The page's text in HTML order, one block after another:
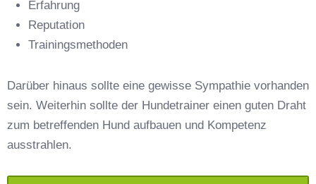
E-Mail-Adresse
Telefonnummer*
Erfahrung
Reputation
Trainingsmethoden
Darüber hinaus sollte eine gewisse Sympathie vorhanden
sein. Weiterhin sollte der Hundetrainer einen guten Draht
zum betreffenden Hund aufbauen und Kompetenz
ausstrahlen.